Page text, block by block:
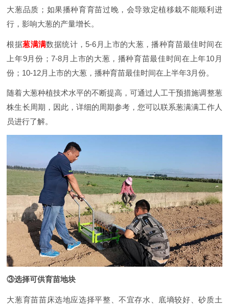
大葱品质；如果播种育育苗过晚，会导致定植移栽不能顺利进
行，影响大葱的产量增长。
根据葱满满数据统计，5-6月上市的大葱，播种育苗最佳时间在
上年9月份；7-8月上市的大葱，播种育苗最佳时间在上年10月
份；10-12月上市的大葱，播种育苗最佳时间在上半年3月份。
随着大葱种植技术水平的不断提高，可通过人工干预措施调整葱
株生长周期，因此，详细的周期参考，您可以联系葱满满工作人
员进行了解。
③选择可供育苗地块
大葱育苗苗床选地应选择平整、不宜存水、底墒较好、砂质土